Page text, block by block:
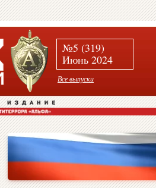
№5 (319)
Июнь 2024
Все выпуски